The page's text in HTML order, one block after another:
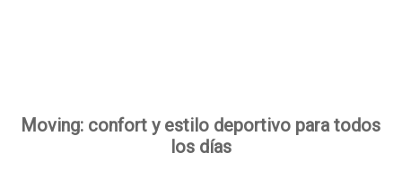
Moving: confort y estilo deportivo para todos
los días